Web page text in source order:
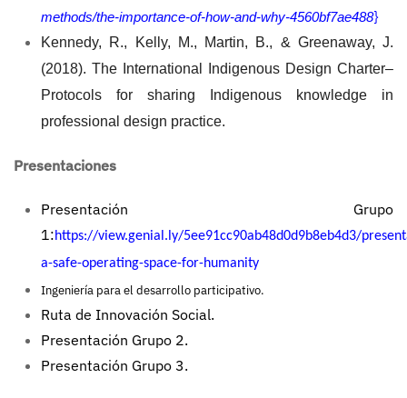
methods/the-importance-of-how-and-why-4560bf7ae488}
Kennedy, R., Kelly, M., Martin, B., & Greenaway, J.
(2018). The International Indigenous Design Charter–
Protocols for sharing Indigenous knowledge in
professional design practice.
Presentaciones
Presentación Grupo
1:https://view.genial.ly/5ee91cc90ab48d0d9b8eb4d3/
a-safe-operating-space-for-humanity
Ingeniería para el desarrollo participativo.
Ruta de Innovación Social.
Presentación Grupo 2.
Presentación Grupo 3.